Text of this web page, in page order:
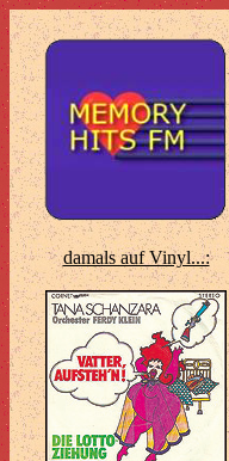
damals auf Vinyl...: